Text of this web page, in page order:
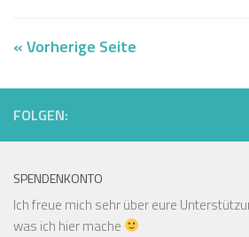
« Vorherige Seite
FOLGEN:
SPENDENKONTO
Ich freue mich sehr über eure
was ich hier mache